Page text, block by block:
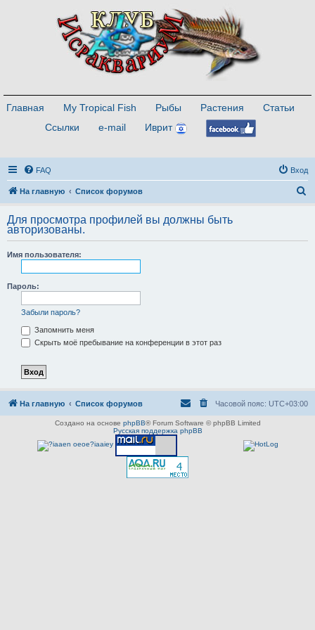
Главная My Tropical Fish Рыбы Растения
Статьи
Ссылки
e-mail Иврит
FAQ Вход
На главную Список форумов
с
Для просмотра профилей вы должны быть
авторизованы.
Имя пользователя:
Пароль:
Забыли пароль?
Запомнить меня
Скрыть моё пребывание на конференции в этот раз
На главную Список форумов Часовой пояс: UTC+03:00
Создано на основе phpBB® Forum Software © phpBB Limited
Русская поддержка phpBB